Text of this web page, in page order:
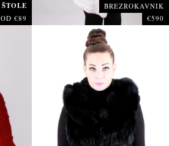
ŠTOLE
OD €89
BREZROKAVNIK
€590